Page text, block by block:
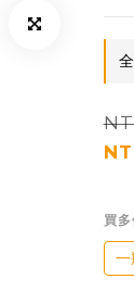
買
一